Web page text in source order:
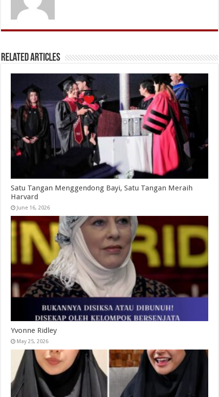
Related Articles
Satu Tangan Menggendong Bayi, Satu Tangan Meraih
Harvard
June 16, 2026
Yvonne Ridley
May 25, 2026